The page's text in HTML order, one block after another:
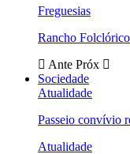
Freguesias
Rancho
Ante Próx
Sociedade
Atualidade
Passeio convívio
Atualidade